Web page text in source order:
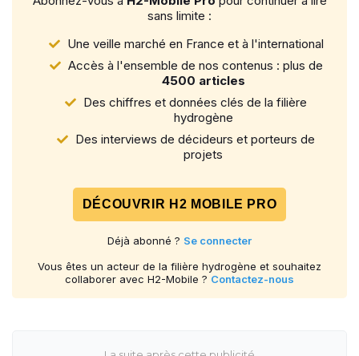
sans limite :
Une veille marché en France et à l'international
Accès à l'ensemble de nos contenus : plus de
4500 articles
Des chiffres et données clés de la filière
hydrogène
Des interviews de décideurs et porteurs de
projets
DÉCOUVRIR H2 MOBILE PRO
Déjà abonné ? Se connecter
Vous êtes un acteur de la filière hydrogène et souhaitez
collaborer avec H2-Mobile ? Contactez-nous